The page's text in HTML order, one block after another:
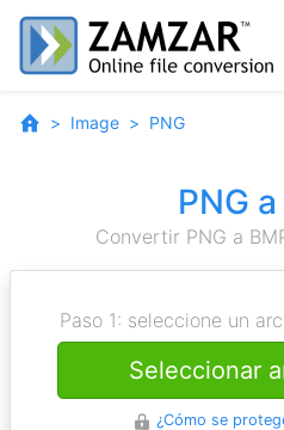
Image PNG
PNG
Convertir PNG a
Paso 1: seleccione un
Seleccionar
¿Cómo se